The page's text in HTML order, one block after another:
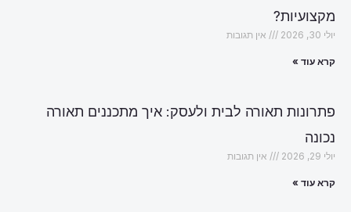
מקצועיות?
יולי 30, 2026 אין תגובות
קרא עוד »
פתרונות תאורה לבית ולעסק: איך מתכננים תאורה
נכונה
יולי 29, 2026 אין תגובות
קרא עוד »